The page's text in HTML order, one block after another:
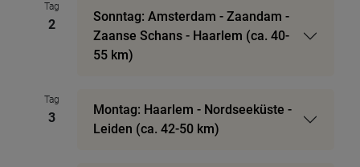
Tag
2
Sonntag: Amsterdam - Zaandam -
Zaanse Schans - Haarlem (ca. 40-
55 km)
Tag
3
Montag: Haarlem - Nordseeküste -
Leiden (ca. 42-50 km)